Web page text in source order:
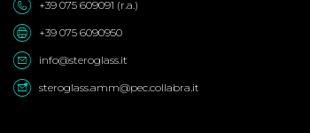
+39 075 609091 (r.a.)
+39 075 6090950
info@steroglass.it
steroglass.amm@pec.collabra.it